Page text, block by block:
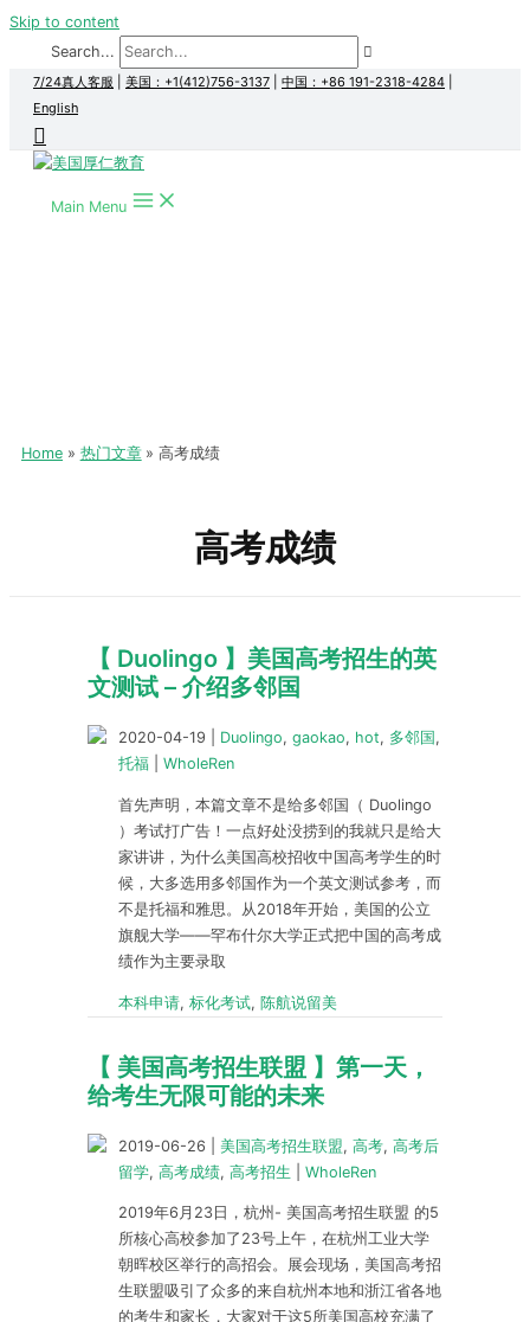
Skip to content
Search...
7/24真人客服 美国：+1(412)756-3137 中国：+86 191-2318-4284
English
Main Menu
Home 热门文章 高考成绩
高考成绩
【 Duolingo 】美国高考招生的英
文测试 – 介绍多邻国
2020-04-19 Duolingo, gaokao, hot, 多邻国 ,
托福
WholeRen
首先声明，本篇文章不是给多邻国（ Duolingo
）考试打广告！一点好处没捞到的我就只是给大
家讲讲，为什么美国高校招收中国高考学生的时
候，大多选用多邻国作为一个英文测试参考，而
不是托福和雅思。从2018年开始，美国的公立
旗舰大学——罕布什尔大学正式把中国的高考成
绩作为主要录取
本科申请, 标化考试, 陈航说留美
【 美国高考招生联盟 】第一天，
给考生无限可能的未来
2019-06-26 美国高考招生联盟, 高考, 高考后
留学, 高考成绩, 高考招生 WholeRen
2019年6月23日，杭州- 美国高考招生联盟 的5
所核心高校参加了23号上午，在杭州工业大学
朝晖校区举行的高招会。展会现场，美国高考招
生联盟吸引了众多的来自杭州本地和浙江省各地
的考生和家长，大家对于这5所美国高校充满了